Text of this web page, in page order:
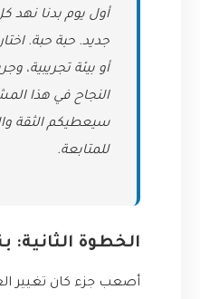
أول يوم بدنا نهد
جديد. حبة حبة.
أو بيئة تجريبية،
النجاح في هذا
سيعطيكم الثقة
للمتابعة.
الخطوة الثانية:
أصعب جزء كان تغيير